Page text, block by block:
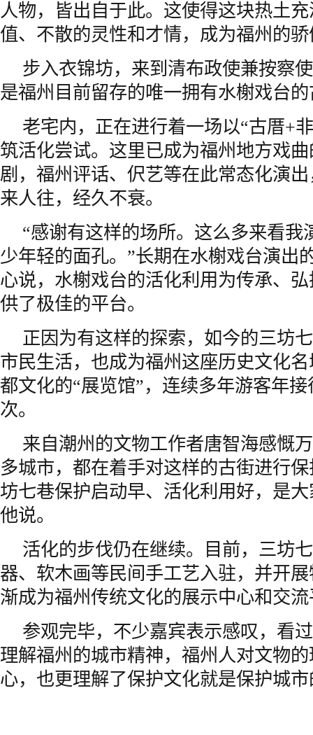
人物，皆出自于此。这使得这块热土
值、不散的灵性和才情，成为福州的
步入衣锦坊，来到清布政使兼按察
是福州目前留存的唯一拥有水榭戏台
老宅内，正在进行着一场以“古厝+
筑活化尝试。这里已成为福州地方戏
剧，福州评话、伬艺等在此常态化演出
来人往，经久不衰。
“感谢有这样的场所。这么多来看我
少年轻的面孔。”长期在水榭戏台演出
心说，水榭戏台的活化利用为传承、
供了极佳的平台。
正因为有这样的探索，如今的三坊
市民生活，也成为福州这座历史文化
都文化的“展览馆”，连续多年游客年接
次。
来自潮州的文物工作者唐智海感慨
多城市，都在着手对这样的古街进行
坊七巷保护启动早、活化利用好，是
他说。
活化的步伐仍在继续。目前，三坊
器、软木画等民间手工艺入驻，并开
渐成为福州传统文化的展示中心和交
参观完毕，不少嘉宾表示感叹，看
理解福州的城市精神，福州人对文物
心，也更理解了保护文化就是保护城市